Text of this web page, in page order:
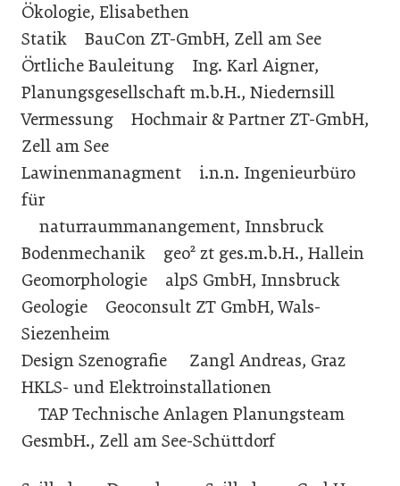
Ökologie, Elisabethen
Statik BauCon ZT-GmbH, Zell am See
Örtliche Bauleitung Ing. Karl Aigner,
Planungsgesellschaft m.b.H., Niedernsill
Vermessung Hochmair & Partner ZT-GmbH,
Zell am See
Lawinenmanagment i.n.n. Ingenieurbüro
für
naturraummanangement, Innsbruck
Bodenmechanik geo² zt ges.m.b.H., Hallein
Geomorphologie alpS GmbH, Innsbruck
Geologie Geoconsult ZT GmbH, Wals-
Siezenheim
Design Szenografie Zangl Andreas, Graz
HKLS- und Elektroinstallationen
TAP Technische Anlagen Planungsteam
GesmbH., Zell am See-Schüttdorf